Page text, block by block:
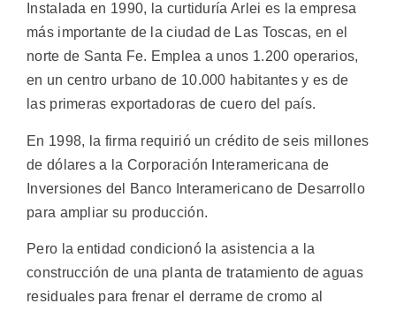
Instalada en 1990, la curtiduría Arlei es la empresa
más importante de la ciudad de Las Toscas, en el
norte de Santa Fe. Emplea a unos 1.200 operarios,
en un centro urbano de 10.000 habitantes y es de
las primeras exportadoras de cuero del país.
En 1998, la firma requirió un crédito de seis millones
de dólares a la Corporación Interamericana de
Inversiones del Banco Interamericano de Desarrollo
para ampliar su producción.
Pero la entidad condicionó la asistencia a la
construcción de una planta de tratamiento de aguas
residuales para frenar el derrame de cromo al